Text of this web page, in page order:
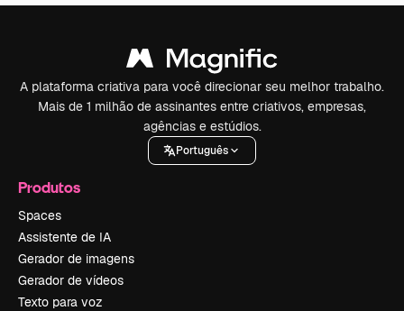
A plataforma criativa para você direcionar seu melhor trabalho.
Mais de 1 milhão de assinantes entre criativos, empresas,
agências e estúdios.
Português
Produtos
Spaces
Assistente de IA
Gerador de imagens
Gerador de vídeos
Texto para voz